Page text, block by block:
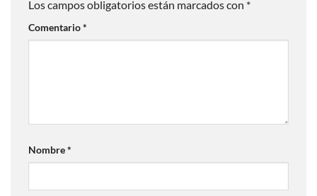
Los campos obligatorios están marcados con *
Comentario*
Nombre*